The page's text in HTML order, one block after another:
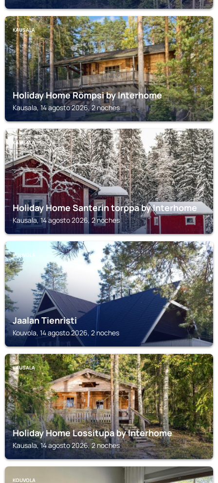
KAUSALA
Holiday Home Römpsi by Interhome
Kausala, 14 agosto 2026, 2 noches
KAUSALA
Holiday Home Santerin torppa by Interhome
Kausala, 14 agosto 2026, 2 noches
KOUVOLA
Jaalan Tienristi
Kouvola, 14 agosto 2026, 2 noches
KAUSALA
Holiday Home Lossitupa by Interhome
Kausala, 14 agosto 2026, 2 noches
KOUVOLA